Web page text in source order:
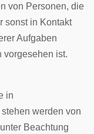
von Personen, die
sonst in Kontakt
Aufgaben
vorgesehen ist.
in
werden von
Beachtung